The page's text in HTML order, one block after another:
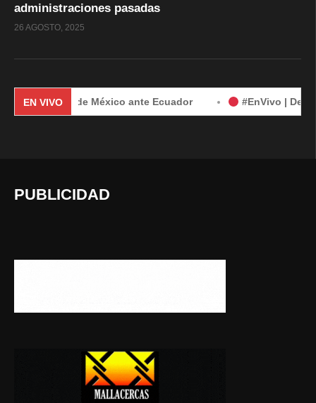
administraciones pasadas
26 AGOSTO, 2025
EN VIVO
de México ante Ecuador #EnVivo | Demanda
PUBLICIDAD